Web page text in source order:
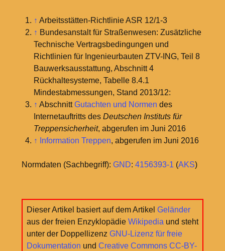
↑ Arbeitsstätten-Richtlinie ASR 12/1-3
↑ Bundesanstalt für Straßenwesen: Zusätzliche
Technische Vertragsbedingungen und
Richtlinien für Ingenieurbauten ZTV-ING, Teil 8
Bauwerksausstattung, Abschnitt 4
Rückhaltesysteme, Tabelle 8.4.1
Mindestabmessungen, Stand 2013/12:
↑ AbschnittGutachten und Normen des
Internetauftritts des Deutschen Instituts für
Treppensicherheit, abgerufen im Juni 2016
↑
Information Treppen, abgerufen im Juni 2016
Normdaten (Sachbegriff): GND: 4156393-1 (AKS)
Dieser Artikel basiert auf dem Artikel Geländer
aus der freien Enzyklopädie Wikipedia und steht
unter der Doppellizenz GNU-Lizenz für freie
Dokumentation und Creative Commons CC-BY-